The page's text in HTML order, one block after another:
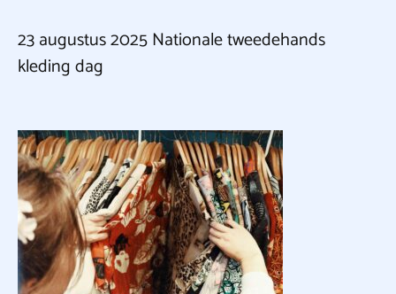
23 augustus 2025 Nationale tweedehands
kleding dag